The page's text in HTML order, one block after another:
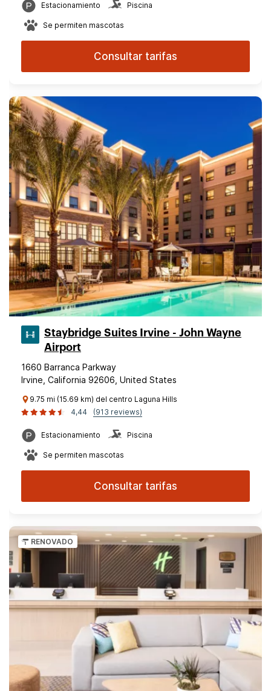
Estacionamiento Piscina
Se permiten mascotas
Consultar tarifas
Staybridge Suites Irvine - John Wayne
Airport
1660 Barranca Parkway
Irvine, California 92606, United States
9.75 mi (15.69 km) del centro Laguna Hills
4,44
(913 reviews)
Estacionamiento Piscina
Se permiten mascotas
Consultar tarifas
RENOVADO